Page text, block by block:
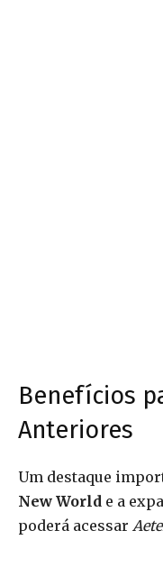
Benefícios
Anteriores
Um destaque
New World e a
poderá acessar